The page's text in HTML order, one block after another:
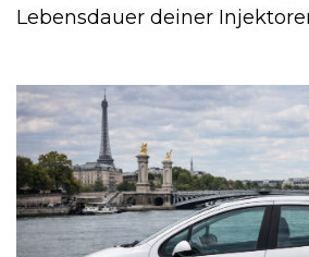
Lebensdauer deiner